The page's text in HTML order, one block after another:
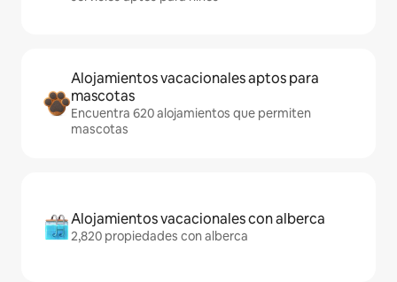
Alojamientos vacacionales aptos para
mascotas
Encuentra 620 alojamientos que permiten
mascotas
Alojamientos vacacionales con alberca
2,820 propiedades con alberca